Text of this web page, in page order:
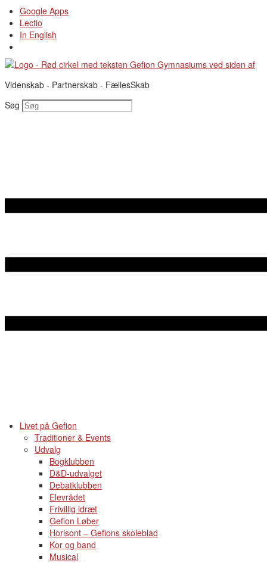
Videre
til
indhold
Google Apps
Lectio
In English
Videnskab - Partnerskab - FællesSkab
Søg
Livet på Gefion
Traditioner & Events
Udvalg
Bogklubben
D&D-udvalget
Debatklubben
Elevrådet
Frivillig idræt
Gefion Løber
Horisont – Gefions skoleblad
Kor og band
Musical